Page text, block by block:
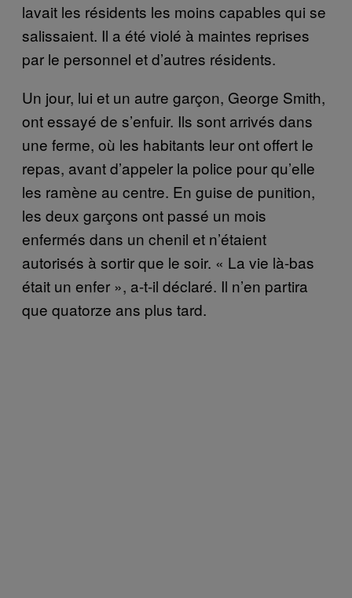
lavait les résidents les moins capables qui se
salissaient. Il a été violé à maintes reprises
par le personnel et d’autres résidents.
Un jour, lui et un autre garçon, George Smith,
ont essayé de s’enfuir. Ils sont arrivés dans
une ferme, où les habitants leur ont offert le
repas, avant d’appeler la police pour qu’elle
les ramène au centre. En guise de punition,
les deux garçons ont passé un mois
enfermés dans un chenil et n’étaient
autorisés à sortir que le soir. « La vie là-bas
était un enfer », a-t-il déclaré. Il n’en partira
que quatorze ans plus tard.